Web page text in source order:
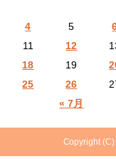
« 7月
4
5
11
12
18
19
25
26
Copyright